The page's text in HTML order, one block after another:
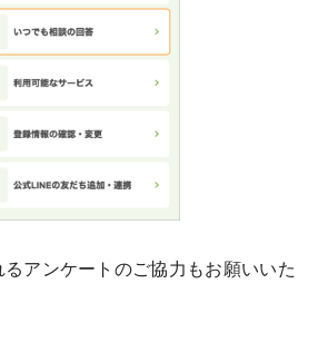
アンケートのご協力もお願いいた